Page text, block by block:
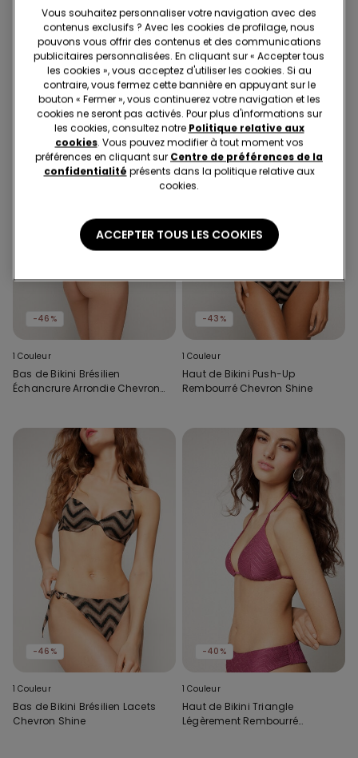
1 Couleur
Bas de Bikini Chevron Shine
1 Couleur
Haut de Bikini Triangle
Rembourrage Amovible
Chevron Shine
-46%
1 Couleur
Bas de Bikini Brésilien
Échancrure Arrondie Chevron
-43%
1 Couleur
Haut de Bikini Push-Up
Rembourré Chevron Shine
-46%
1 Couleur
Bas de Bikini Brésilien Lacets
Chevron Shine
-40%
1 Couleur
Haut de Bikini Triangle
Légèrement Rembourré
Vous souhaitez personnaliser votre navigation avec des
contenus exclusifs ? Avec les cookies de profilage, nous
pouvons vous offrir des contenus et des communications
publicitaires personnalisées. En cliquant sur « Accepter tous
les cookies », vous acceptez d'utiliser les cookies. Si au
contraire, vous fermez cette bannière en appuyant sur le
bouton « Fermer », vous continuerez votre navigation et les
cookies ne seront pas activés. Pour plus d'informations sur
les cookies, consultez notre Politique relative aux
cookies. Vous pouvez modifier à tout moment vos
préférences en cliquant sur Centre de préférences de la
confidentialité présents dans la politique relative aux
cookies.
ACCEPTER TOUS LES COOKIES